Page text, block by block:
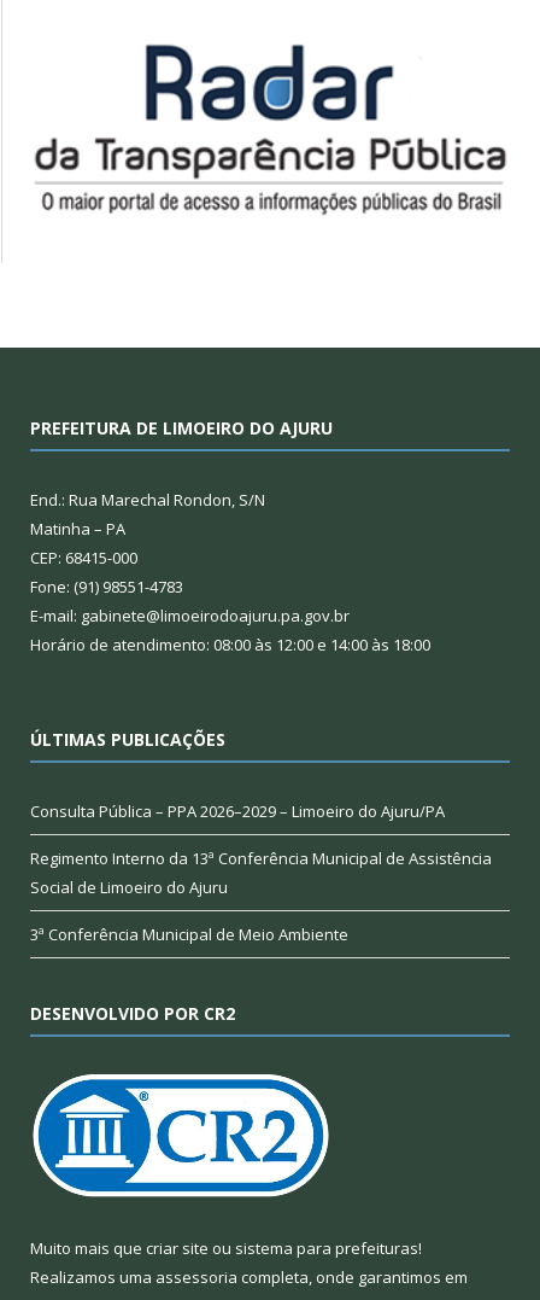
PREFEITURA DE LIMOEIRO DO AJURU
End.: Rua Marechal Rondon, S/N
Matinha – PA
CEP: 68415-000
Fone: (91) 98551-4783
E-mail: gabinete@limoeirodoajuru.pa.gov.br
Horário de atendimento: 08:00 às 12:00 e 14:00 às 18:00
ÚLTIMAS PUBLICAÇÕES
Consulta Pública – PPA 2026–2029 – Limoeiro do Ajuru/PA
Regimento Interno da 13ª Conferência Municipal de Assistência
Social de Limoeiro do Ajuru
3ª Conferência Municipal de Meio Ambiente
DESENVOLVIDO POR CR2
Muito mais que criar site ou sistema para prefeituras!
Realizamos uma assessoria completa, onde garantimos em